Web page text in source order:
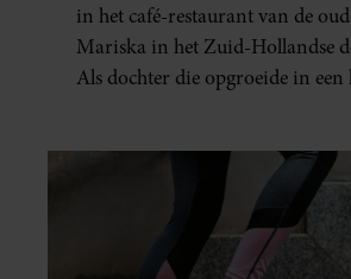
in het café-restaurant van de
Mariska in het Zuid-Hollandse
Als dochter die opgroeide in een